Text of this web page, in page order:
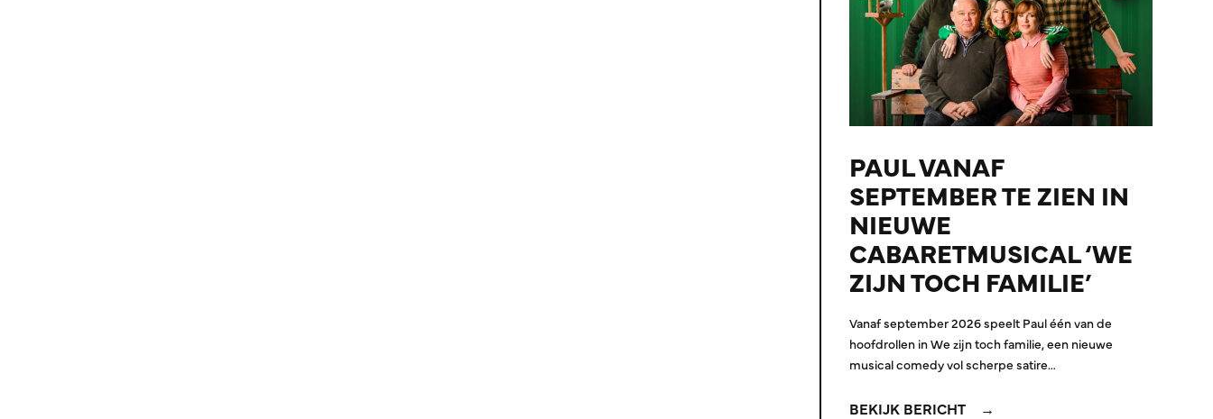
PAUL VANAF
SEPTEMBER TE ZIEN IN
NIEUWE
CABARETMUSICAL ‘WE
ZIJN TOCH FAMILIE’
Vanaf september 2026 speelt Paul één van de
hoofdrollen in We zijn toch familie, een nieuwe
musical comedy vol scherpe satire…
BEKIJK BERICHT